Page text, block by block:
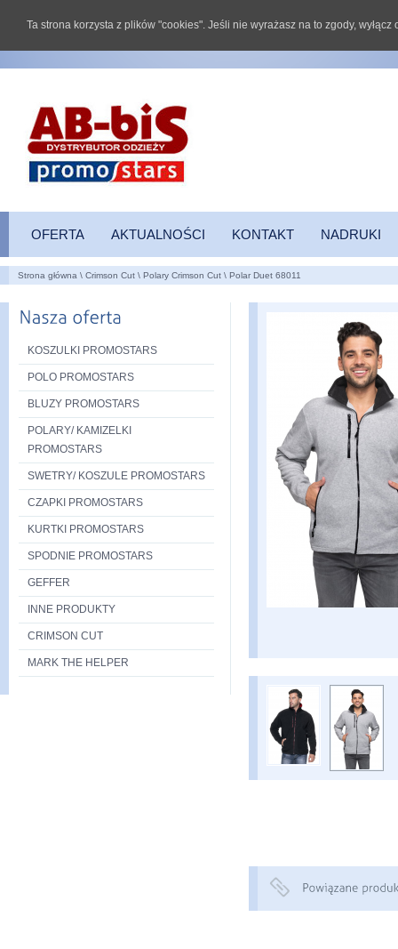
OFERTA AKTUALNOŚCI KONTAKT NADRUKI
Strona główna \ Crimson Cut \ Polary Crimson Cut \ Polar Duet 68011
KOSZULKI PROMOSTARS
POLO PROMOSTARS
BLUZY PROMOSTARS
POLARY/ KAMIZELKI
PROMOSTARS
SWETRY/ KOSZULE PROMOSTARS
CZAPKI PROMOSTARS
KURTKI PROMOSTARS
SPODNIE PROMOSTARS
GEFFER
INNE PRODUKTY
CRIMSON CUT
MARK THE HELPER
Ta strona korzysta z plików "cookies". Jeśli nie wyrażasz na to zgody,